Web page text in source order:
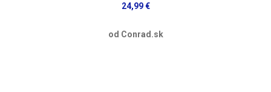
24,99 €
od Conrad.sk